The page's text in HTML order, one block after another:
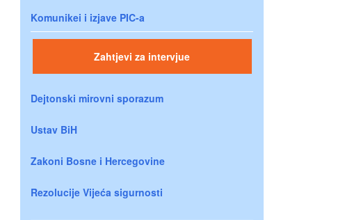
Komunikei i izjave PIC-a
Zahtjevi za intervjue
Dejtonski mirovni sporazum
Ustav BiH
Zakoni Bosne i Hercegovine
Rezolucije Vijeća sigurnosti